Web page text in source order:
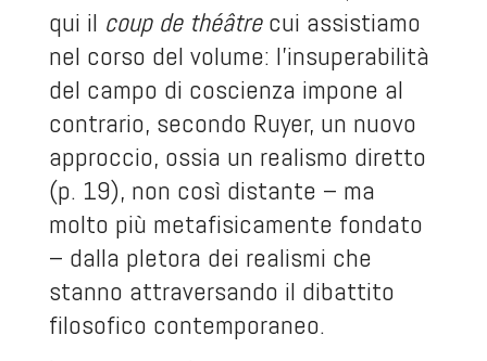
qui il coup de théâtrecui assistiamo
nel corso del volume: l’insuperabilità
del campo di coscienza impone al
contrario, secondo Ruyer, un nuovo
approccio, ossia un realismo diretto
(p. 19), non così distante – ma
molto più metafisicamente fondato
– dalla pletora dei realismi che
stanno attraversando il dibattito
filosofico contemporaneo.